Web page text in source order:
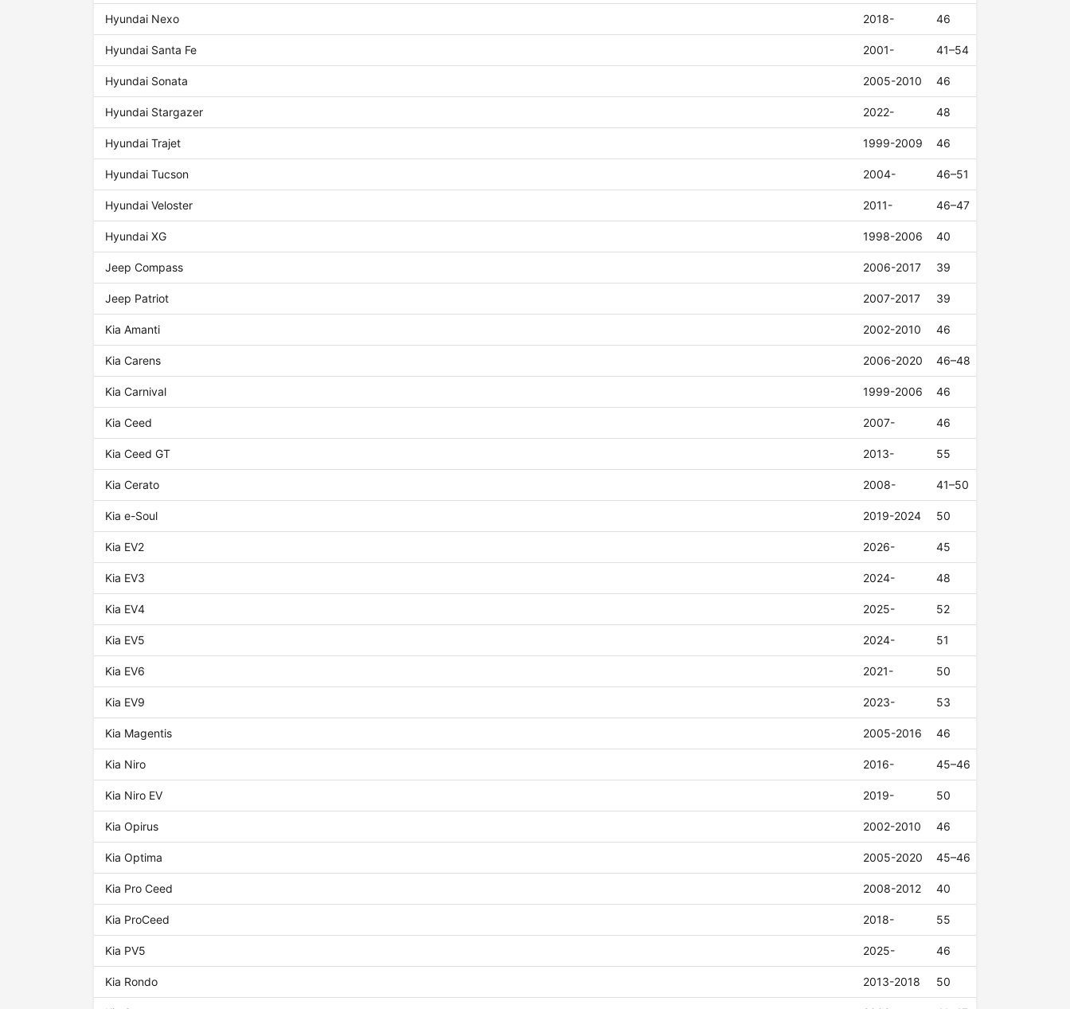
Hyundai Nexo 2018- 46
Hyundai Santa Fe 2001- 41–54
Hyundai Sonata 2005-2010 46
Hyundai Stargazer 2022- 48
Hyundai Trajet 1999-2009 46
Hyundai Tucson 2004- 46–51
Hyundai Veloster 2011- 46–47
Hyundai XG 1998-2006 40
Jeep Compass 2006-2017 39
Jeep Patriot 2007-2017 39
Kia Amanti 2002-2010 46
Kia Carens 2006-2020 46–48
Kia Carnival 1999-2006 46
Kia Ceed 2007- 46
Kia Ceed GT 2013- 55
Kia Cerato 2008- 41–50
Kia e-Soul 2019-2024 50
Kia EV2 2026- 45
Kia EV3 2024- 48
Kia EV4 2025- 52
Kia EV5 2024- 51
Kia EV6 2021- 50
Kia EV9 2023- 53
Kia Magentis 2005-2016 46
Kia Niro 2016- 45–46
Kia Niro EV 2019- 50
Kia Opirus 2002-2010 46
Kia Optima 2005-2020 45–46
Kia Pro Ceed 2008-2012 40
Kia ProCeed 2018- 55
Kia PV5 2025- 46
Kia Rondo 2013-2018 50